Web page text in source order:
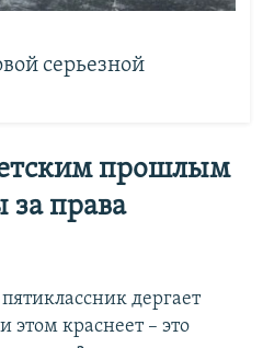
серьезной
прошлым
за права
дергает
этом краснеет – это